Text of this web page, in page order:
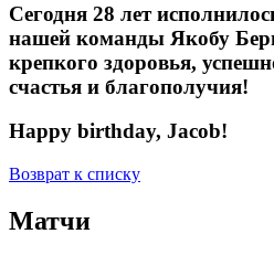
Сегодня 28 лет
нашей команды Якобу
крепкого здоровья,
счастья и благополучия!
Happy birthday, Jacob!
Возврат к списку
Матчи